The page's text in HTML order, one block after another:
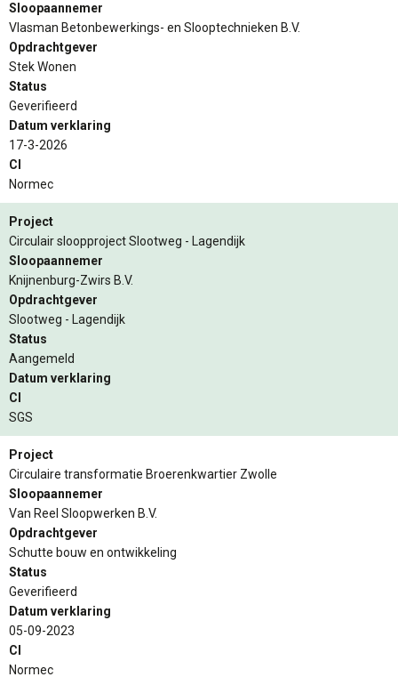
Sloopaannemer
Vlasman Betonbewerkings- en Slooptechnieken B.V.
Opdrachtgever
Stek Wonen
Status
Geverifieerd
Datum verklaring
17-3-2026
CI
Normec
Project
Circulair sloopproject Slootweg - Lagendijk
Sloopaannemer
Knijnenburg-Zwirs B.V.
Opdrachtgever
Slootweg - Lagendijk
Status
Aangemeld
Datum verklaring
CI
SGS
Project
Circulaire transformatie Broerenkwartier Zwolle
Sloopaannemer
Van Reel Sloopwerken B.V.
Opdrachtgever
Schutte bouw en ontwikkeling
Status
Geverifieerd
Datum verklaring
05-09-2023
CI
Normec